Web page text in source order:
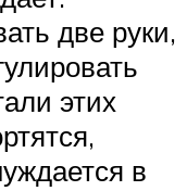
две руки,
этих
в